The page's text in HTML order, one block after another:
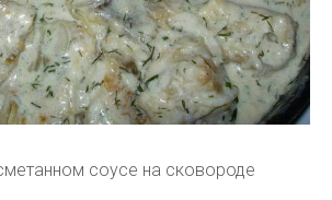
соусе на сковороде